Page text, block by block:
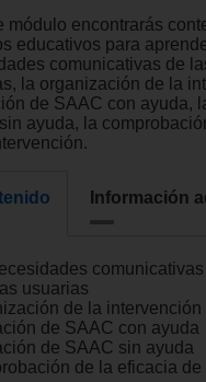
módulo encontrarás
educativos para
comunicativas de
la organización de la
de SAAC con ayuda,
ayuda, la
Información
usuarias
de la intervención
de SAAC con ayuda
de SAAC sin ayuda
de la eficacia